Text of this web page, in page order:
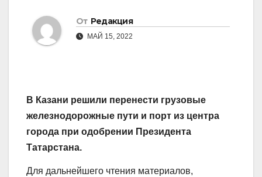
От Редакция
МАЙ 15, 2022
В Казани решили перенести грузовые
железнодорожные пути и порт из центра
города при одобрении Президента
Татарстана.
Для дальнейшего чтения материалов,